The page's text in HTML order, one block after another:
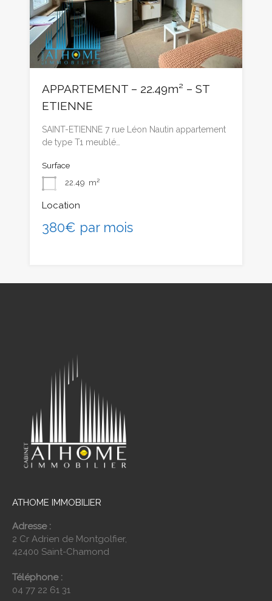
APPARTEMENT – 22.49m² – ST
ETIENNE
SAINT-ETIENNE 7 rue Léon Nautin appartement
de type T1 meublé…
Surface
22.49 m²
Location
380€ par mois
ATHOME IMMOBILIER
Adresse :
2 Cr Adrien de Montgolfier,
42400 Saint-Chamond
Téléphone :
04 77 22 61 31